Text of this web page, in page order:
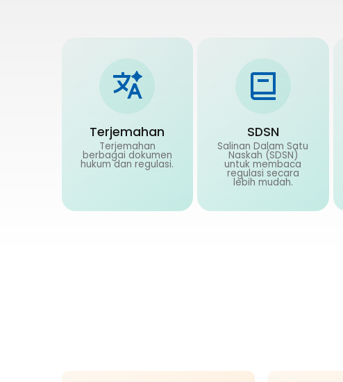
Terjemahan
Terjemahan
berbagai dokumen
hukum dan regulasi.
SDSN
Salinan Dalam Satu
Naskah (SDSN)
untuk membaca
regulasi secara
lebih mudah.